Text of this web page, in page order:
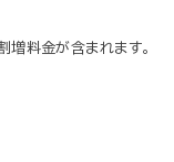
料金が含まれます。